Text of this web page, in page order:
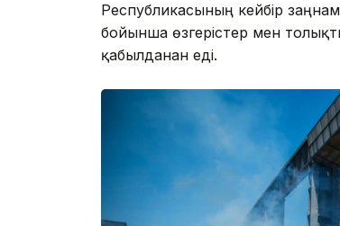
Республикасының кейбір
бойынша өзгерістер мен
қабылданған еді.